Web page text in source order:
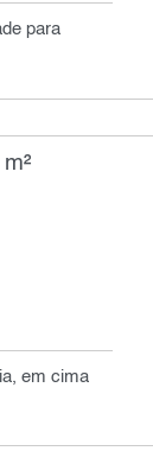
para
em cima